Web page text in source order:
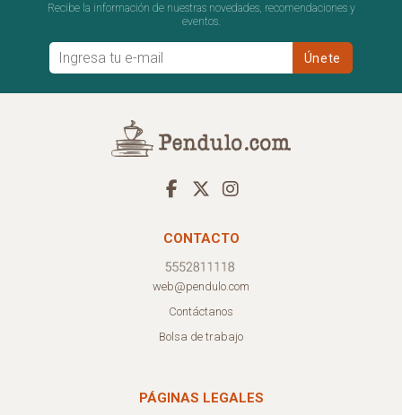
Recibe la información de nuestras novedades, recomendaciones y
eventos.
CONTACTO
web@pendulo.com
Contáctanos
Bolsa de trabajo
PÁGINAS LEGALES